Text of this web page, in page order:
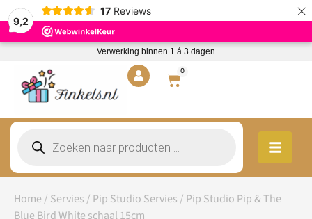
9,2
17 Reviews ×
Verwerking binnen 1 á 3 dagen
0
Home / Servies / Pip Studio Servies / Pip Studio Pip & The
Blue Bird White schaal 15cm